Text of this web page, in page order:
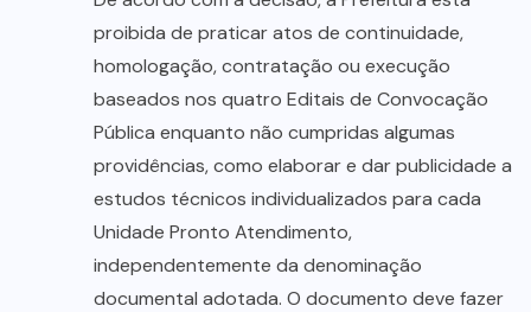
proibida de praticar atos de continuidade,
homologação, contratação ou execução
baseados nos quatro Editais de Convocação
Pública enquanto não cumpridas algumas
providências, como elaborar e dar publicidade a
estudos técnicos individualizados para cada
Unidade Pronto Atendimento,
independentemente da denominação
documental adotada. O documento deve fazer